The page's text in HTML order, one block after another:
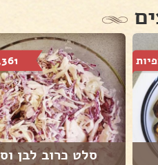
4,361
סלט כרוב לבן